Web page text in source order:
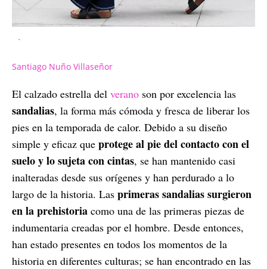
-
Santiago Nuño Villaseñor
El calzado estrella del verano son por excelencia las
sandalias, la forma más cómoda y fresca de liberar los
pies en la temporada de calor. Debido a su diseño
simple y eficaz que protege al pie del contacto con el
suelo y lo sujeta con cintas, se han mantenido casi
inalteradas desde sus orígenes y han perdurado a lo
largo de la historia. Las primeras sandalias surgieron
en la prehistoria como una de las primeras piezas de
indumentaria creadas por el hombre. Desde entonces,
han estado presentes en todos los momentos de la
historia en diferentes culturas; se han encontrado en las